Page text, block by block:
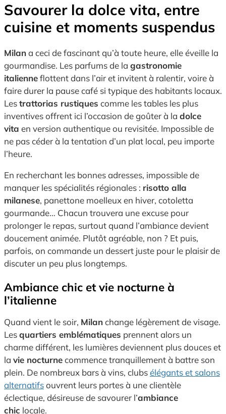
Savourer la dolce vita, entre
cuisine et moments suspendus
Milana ceci de fascinant qu’à toute heure, elle éveille la
gourmandise. Les parfums de la gastronomie
italienneflottent dans l’air et invitent à ralentir, voire à
faire durer la pause café si typique des habitants locaux.
Lestrattorias rustiques comme les tables les plus
inventives offrent ici l’occasion de goûter à la dolce
vita en version authentique ou revisitée. Impossible de
ne pas céder à la tentation d’un plat local, peu importe
l’heure.
En recherchant les bonnes adresses, impossible de
manquer les spécialités régionales : risotto alla
milanese, panettone moelleux en hiver, cotoletta
gourmande… Chacun trouvera une excuse pour
prolonger le repas, surtout quand l’ambiance devient
doucement animée. Plutôt agréable, non ? Et puis,
parfois, on commande un dessert juste pour le plaisir de
discuter un peu plus longtemps.
Ambiance chic et vie nocturne à
l’italienne
Quand vient le soir, Milanchange légèrement de visage.
Lesquartiers emblématiques prennent alors un
charme différent, les lumières deviennent plus douces et
la vie nocturnecommence tranquillement à battre son
plein. De nombreux bars à vins, clubsélégants et salons
alternatifsouvrent leurs portes à une clientèle
éclectique, désireuse de savourer l’ambiance
chic locale.